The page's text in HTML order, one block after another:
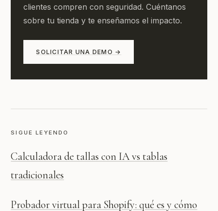
clientes compren con seguridad. Cuéntanos
sobre tu tienda y te enseñamos el impacto.
SOLICITAR UNA DEMO →
SIGUE LEYENDO
Calculadora de tallas con IA vs tablas
tradicionales
Probador virtual para Shopify: qué es y cómo